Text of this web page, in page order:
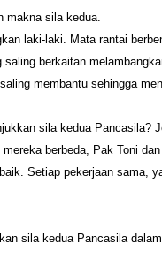
4 (Selasa, 25 Mei
7 Semester 2
makna sila kedua.
laki-laki. Mata rantai
berkaitan
membantu sehingga
sila kedua Pancasila?
berbeda, Pak Toni
Setiap pekerjaan sama,
sila kedua Pancasila